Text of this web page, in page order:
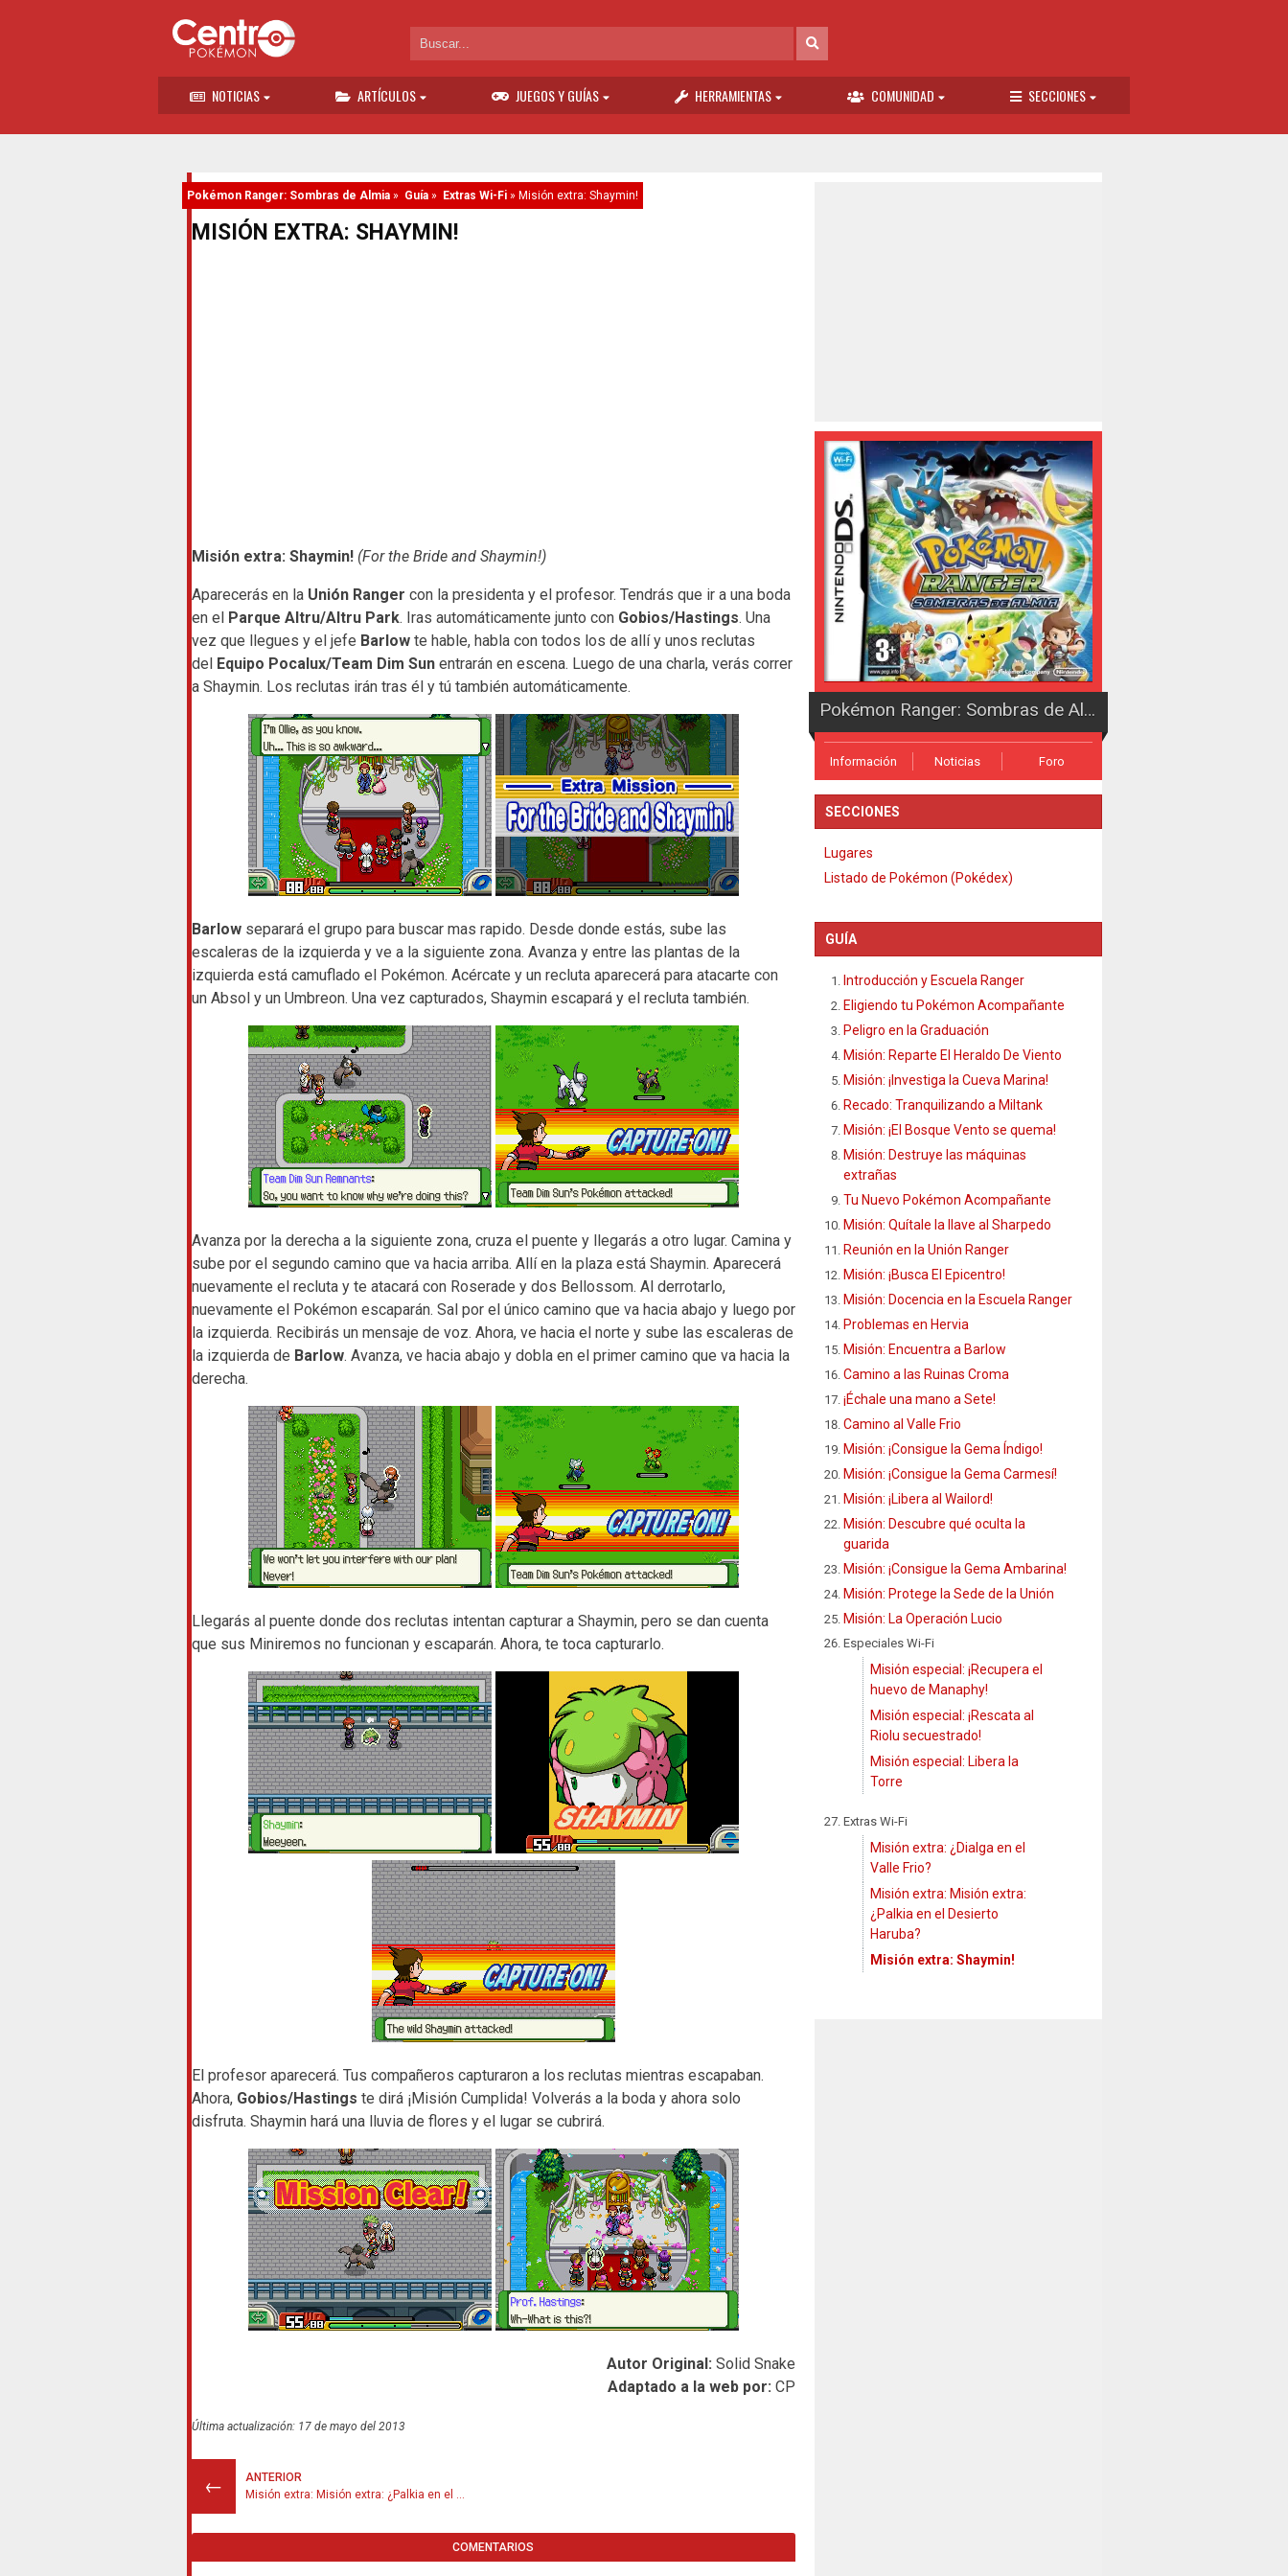
NOTICIAS ARTÍCULOS JUEGOS Y GUÍAS HERRAMIENTAS COMUNIDAD SECCIONES
Pokémon Ranger: Sombras de Almia» Guía» Extras Wi-Fi» Misión extra: Shaymin!
MISIÓN EXTRA: SHAYMIN!
Misión extra: Shaymin! (For the Bride and Shaymin!)
Aparecerás en la Unión Ranger con la presidenta y el profesor. Tendrás que ir a una boda
en el Parque Altru/Altru Park. Iras automáticamente junto con Gobios/Hastings. Una
vez que llegues y el jefe Barlowte hable, habla con todos los de allí y unos reclutas
del Equipo Pocalux/Team Dim Sunentrarán en escena. Luego de una charla, verás correr
a Shaymin. Los reclutas irán tras él y tú también automáticamente.
Barlowseparará el grupo para buscar mas rapido. Desde donde estás, sube las
escaleras de la izquierda y ve a la siguiente zona. Avanza y entre las plantas de la
izquierda está camuflado el Pokémon. Acércate y un recluta aparecerá para atacarte con
un Absol y un Umbreon. Una vez capturados, Shaymin escapará y el recluta también.
Avanza por la derecha a la siguiente zona, cruza el puente y llegarás a otro lugar. Camina y
sube por el segundo camino que va hacia arriba. Allí en la plaza está Shaymin. Aparecerá
nuevamente el recluta y te atacará con Roserade y dos Bellossom. Al derrotarlo,
nuevamente el Pokémon escaparán. Sal por el único camino que va hacia abajo y luego por
la izquierda. Recibirás un mensaje de voz. Ahora, ve hacia el norte y sube las escaleras de
la izquierda de Barlow. Avanza, ve hacia abajo y dobla en el primer camino que va hacia la
derecha.
Llegarás al puente donde dos reclutas intentan capturar a Shaymin, pero se dan cuenta
que sus Miniremos no funcionan y escaparán. Ahora, te toca capturarlo.
El profesor aparecerá. Tus compañeros capturaron a los reclutas mientras escapaban.
Ahora, Gobios/Hastings te dirá ¡Misión Cumplida! Volverás a la boda y ahora solo
disfruta. Shaymin hará una lluvia de flores y el lugar se cubrirá.
Autor Original: Solid Snake
Adaptado a la web por: CP
Última actualización: 17 de mayo del 2013
←
ANTERIOR
Misión extra: Misión extra: ¿Palkia en el Desierto Haruba?
COMENTARIOS
Pokémon Ranger: Sombras de Almia
Información Noticias Foro
SECCIONES
Lugares
Listado de Pokémon (Pokédex)
GUÍA
Introducción y Escuela Ranger
Eligiendo tu Pokémon Acompañante
Peligro en la Graduación
Misión: Reparte El Heraldo De Viento
Misión: ¡Investiga la Cueva Marina!
Recado: Tranquilizando a Miltank
Misión: ¡El Bosque Vento se quema!
Misión: Destruye las máquinas
extrañas
Tu Nuevo Pokémon Acompañante
Misión: Quítale la llave al Sharpedo
Reunión en la Unión Ranger
Misión: ¡Busca El Epicentro!
Misión: Docencia en la Escuela Ranger
Problemas en Hervia
Misión: Encuentra a Barlow
Camino a las Ruinas Croma
¡Échale una mano a Sete!
Camino al Valle Frio
Misión: ¡Consigue la Gema Índigo!
Misión: ¡Consigue la Gema Carmesí!
Misión: ¡Libera al Wailord!
Misión: Descubre qué oculta la
guarida
Misión: ¡Consigue la Gema Ambarina!
Misión: Protege la Sede de la Unión
Misión: La Operación Lucio
Especiales Wi-Fi
Misión especial: ¡Recupera el
huevo de Manaphy!
Misión especial: ¡Rescata al
Riolu secuestrado!
Misión especial: Libera la
Torre
Extras Wi-Fi
Misión extra: ¿Dialga en el
Valle Frio?
Misión extra: Misión extra:
¿Palkia en el Desierto
Haruba?
Misión extra: Shaymin!